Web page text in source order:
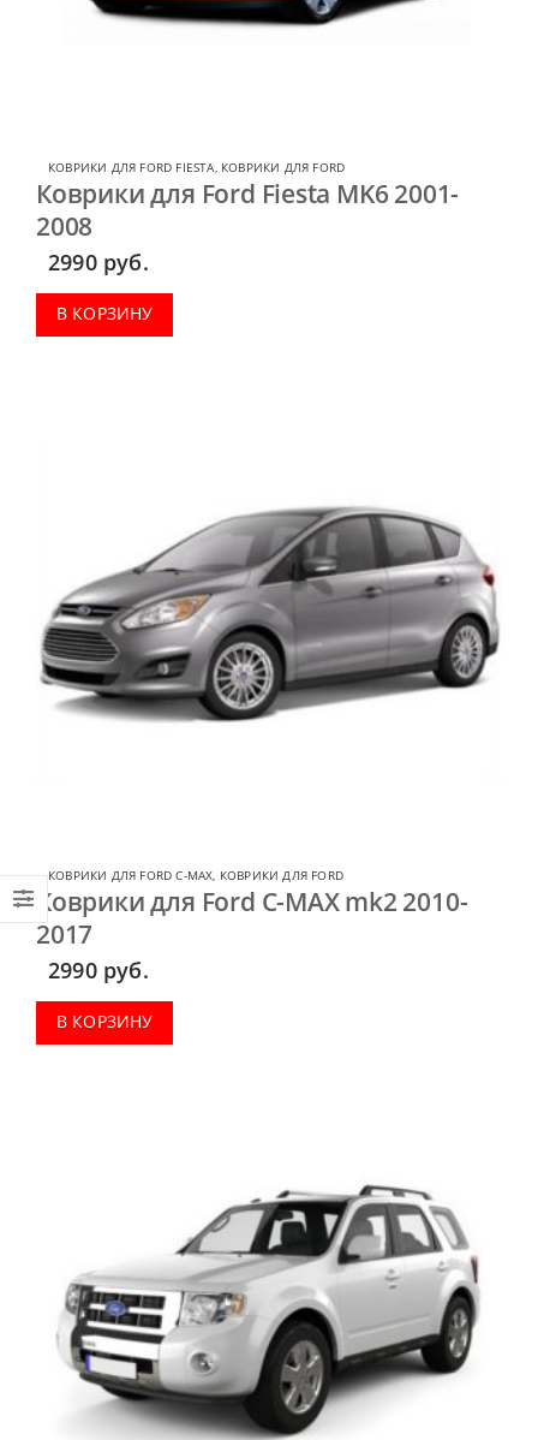
КОВРИКИ ДЛЯ FORD FIESTA КОВРИКИ ДЛЯ FORD
Коврики для Ford Fiesta MK6 2001-
2008
2990 руб.
В КОРЗИНУ
КОВРИКИ ДЛЯ FORD C-MAX КОВРИКИ ДЛЯ FORD
Коврики для Ford C-MAX mk2 2010-
2017
2990 руб.
В КОРЗИНУ